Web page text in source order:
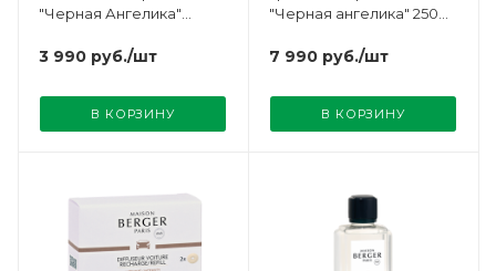
"Черная Ангелика"
3 990 руб./шт
В КОРЗИНУ
"Черная ангелика" 250мл
7 990 руб./шт
В КОРЗИНУ